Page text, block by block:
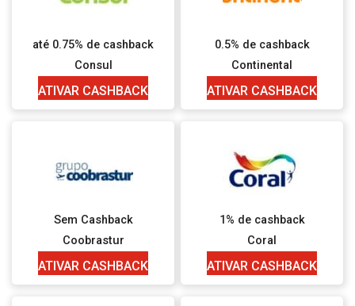
até 0.75% de cashback
Consul
ATIVAR CASHBACK
0.5% de cashback
Continental
ATIVAR CASHBACK
Sem Cashback
Coobrastur
ATIVAR CASHBACK
1% de cashback
Coral
ATIVAR CASHBACK